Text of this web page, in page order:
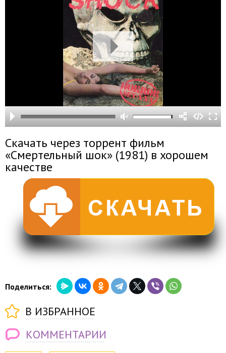
Скачать через торрент фильм
«Смертельный шок» (1981) в хорошем
качестве
Поделиться:
В ИЗБРАННОЕ
КОММЕНТАРИИ